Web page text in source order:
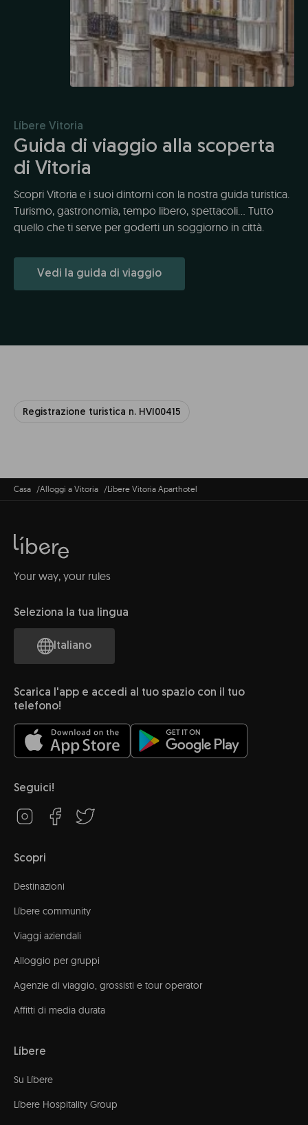
Líbere Vitoria
Guida di viaggio alla scoperta
di Vitoria
Scopri Vitoria e i suoi dintorni con la nostra guida turistica.
Turismo, gastronomia, tempo libero, spettacoli... Tutto
quello che ti serve per goderti un soggiorno in città.
Vedi la guida di viaggio
Registrazione turistica n. HVI00415
Casa Alloggi a Vitoria Líbere Vitoria Aparthotel
Your way, your rules
Seleziona la tua lingua
Italiano
Scarica l'app e accedi al tuo spazio con il tuo
telefono!
Seguici!
Scopri
Destinazioni
Líbere community
Viaggi aziendali
Alloggio per gruppi
Agenzie di viaggio, grossisti e tour operator
Affitti di media durata
Líbere
Su Líbere
Líbere Hospitality Group